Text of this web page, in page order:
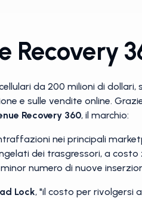
Recovery
da 200 milioni di
e sulle vendite online.
Recovery 360, il marchio:
nei principali
dei trasgressori, a costo
numero di nuove
Lock, "il costo per rivolgersi